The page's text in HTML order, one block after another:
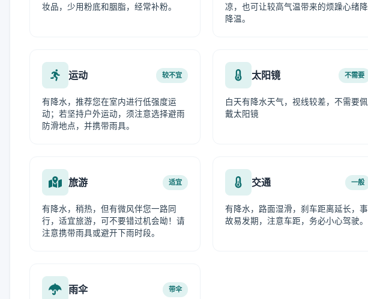
妆品，少用粉底和胭脂，经常补粉。
凉，也可让较高气温带来的烦躁心绪降
降温。
运动 较不宜
有降水，推荐您在室内进行低强度运
动；若坚持户外运动，须注意选择避雨
防滑地点，并携带雨具。
太阳镜 不需要
白天有降水天气，视线较差，不需要佩
戴太阳镜
旅游 适宜
有降水，稍热，但有微风伴您一路同
行，适宜旅游，可不要错过机会呦！请
注意携带雨具或避开下雨时段。
交通 一般
有降水，路面湿滑，刹车距离延长，事
故易发期，注意车距，务必小心驾驶。
雨伞 带伞